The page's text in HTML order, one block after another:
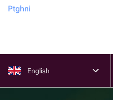
Ptghni
English